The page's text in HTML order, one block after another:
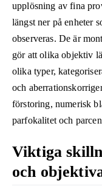
upplösning av fina
längst ner på enheter
observeras. De är
gör att olika objektiv
olika typer,
och
förstoring, numerisk
parfokalitet och
Viktiga
och